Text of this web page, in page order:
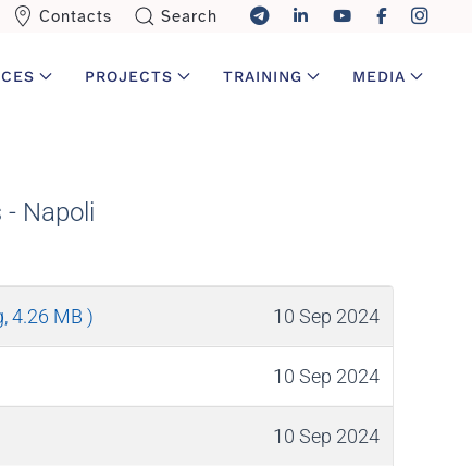
Contacts Search
PROJECTS TRAINING MEDIA
- Napoli
4.26 MB ) 10 Sep 2024
10 Sep 2024
10 Sep 2024